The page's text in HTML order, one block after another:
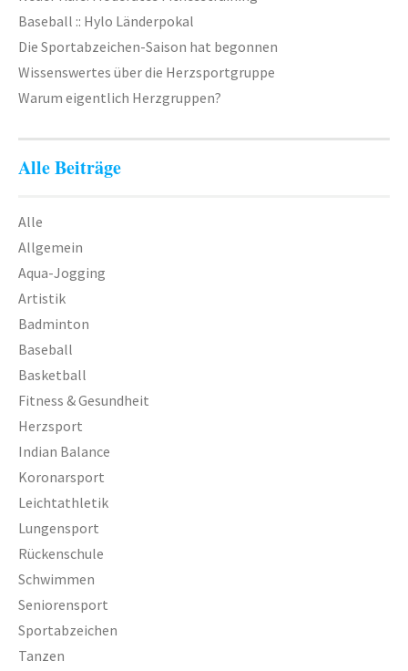
Baseball :: Hylo Länderpokal
Die Sportabzeichen-Saison hat begonnen
Wissenswertes über die Herzsportgruppe
Warum eigentlich Herzgruppen?
Alle Beiträge
Alle
Allgemein
Aqua-Jogging
Artistik
Badminton
Baseball
Basketball
Fitness & Gesundheit
Herzsport
Indian Balance
Koronarsport
Leichtathletik
Lungensport
Rückenschule
Schwimmen
Seniorensport
Sportabzeichen
Tanzen